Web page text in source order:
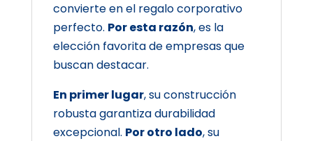
convierte en el regalo corporativo
perfecto. Por esta razón, es la
elección favorita de empresas que
buscan destacar.
En primer lugar, su construcción
robusta garantiza durabilidad
excepcional. Por otro lado, su